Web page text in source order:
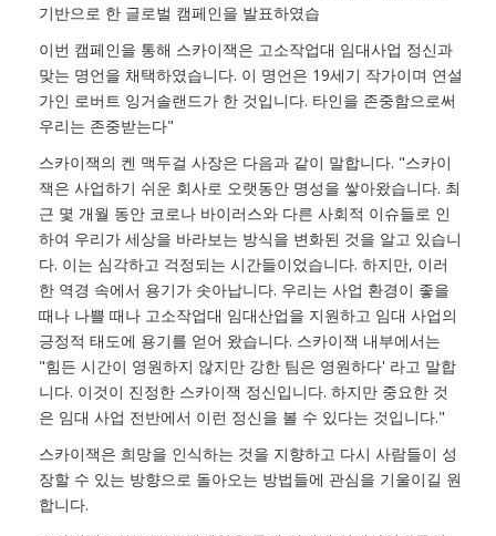
기반으로 한 글로벌 캠페인을 발표하였습
이번 캠페인을 통해 스카이잭은 고소작업대 임대사업 정신과
맞는 명언을 채택하였습니다. 이 명언은 19세기 작가이며 연설
가인 로버트 잉거솔랜드가 한 것입니다. 타인을 존중함으로써
우리는 존중받는다"
스카이잭의 켄 맥두걸 사장은 다음과 같이 말합니다. "스카이
잭은 사업하기 쉬운 회사로 오랫동안 명성을 쌓아왔습니다. 최
근 몇 개월 동안 코로나 바이러스와 다른 사회적 이슈들로 인
하여 우리가 세상을 바라보는 방식을 변화된 것을 알고 있습니
다. 이는 심각하고 걱정되는 시간들이었습니다. 하지만, 이러
한 역경 속에서 용기가 솟아납니다. 우리는 사업 환경이 좋을
때나 나쁠 때나 고소작업대 임대산업을 지원하고 임대 사업의
긍정적 태도에 용기를 얻어 왔습니다. 스카이잭 내부에서는
"힘든 시간이 영원하지 않지만 강한 팀은 영원하다' 라고 말합
니다. 이것이 진정한 스카이잭 정신입니다. 하지만 중요한 것
은 임대 사업 전반에서 이런 정신을 볼 수 있다는 것입니다."
스카이잭은 희망을 인식하는 것을 지향하고 다시 사람들이 성
장할 수 있는 방향으로 돌아오는 방법들에 관심을 기울이길 원
합니다.